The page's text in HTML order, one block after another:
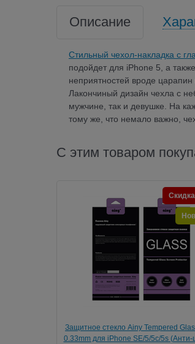
Описание
Стильный чехол-накладка c
подойдет для iPhone 5, а
неприятностей вроде
Лакончиный дизайн чехла с
мужчине, так и девушке. На
тому же, что немало важно,
С этим товаром
Защитное стекло Ainy Tempered
0.33mm для iPhone SE/5/5c/5s